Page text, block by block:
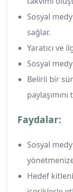
Sosyal
sağlar.
Yaratıcı ve
Sosyal
Belirli bir
Faydalar:
Sosyal
Hedef